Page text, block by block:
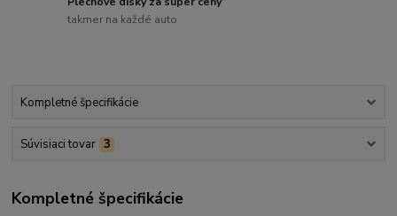
takmer na každé auto
Kompletné špecifikácie
Súvisiaci tovar 3
Kompletné špecifikácie